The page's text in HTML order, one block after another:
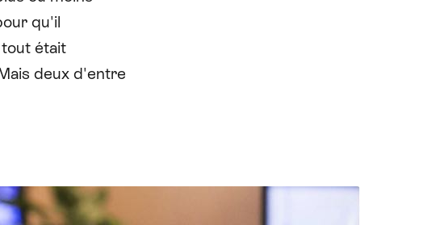
qu'il
tout était
deux d'entre